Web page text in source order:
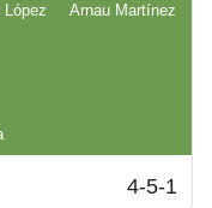
López
Arnau Martínez
4-5-1